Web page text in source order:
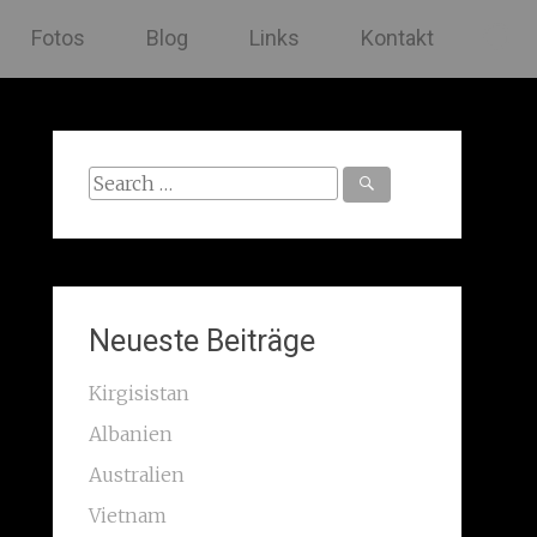
Fotos Blog Links Kontakt
Search
Neueste Beiträge
Kirgisistan
Albanien
Australien
Vietnam